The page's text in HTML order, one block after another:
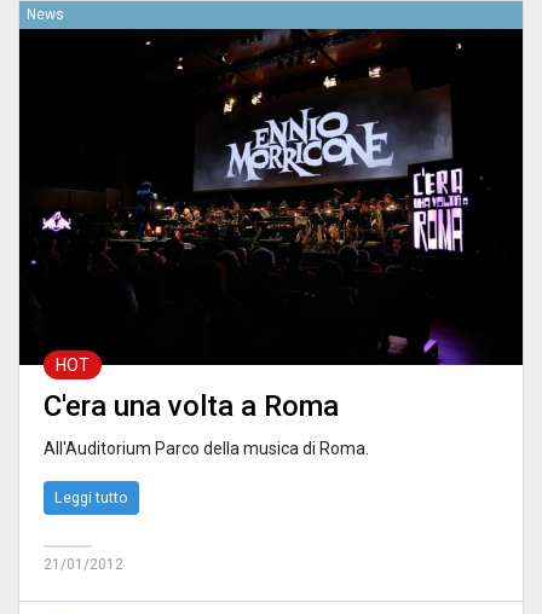
News
HOT
C'era una volta a Roma
All'Auditorium Parco della musica di Roma.
Leggi tutto
21/01/2012